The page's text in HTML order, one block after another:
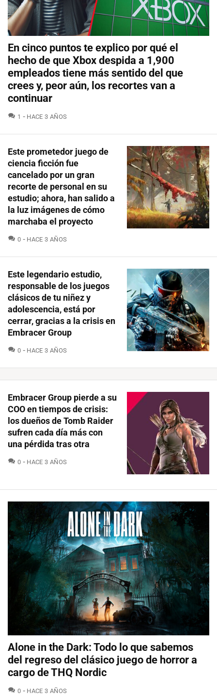
En cinco puntos te explico por qué el
hecho de que Xbox despida a 1,900
empleados tiene más sentido del que
crees y, peor aún, los recortes van a
continuar
1 COMENTARIOS
HACE 3 AÑOS
Este prometedor juego de
ciencia ficción fue
cancelado por un gran
recorte de personal en su
estudio; ahora, han salido a
la luz imágenes de cómo
marchaba el proyecto
0 COMENTARIOS
HACE 3 AÑOS
Este legendario estudio,
responsable de los juegos
clásicos de tu niñez y
adolescencia, está por
cerrar, gracias a la crisis en
Embracer Group
0 COMENTARIOS
HACE 3 AÑOS
Embracer Group pierde a su
COO en tiempos de crisis:
los dueños de Tomb Raider
sufren cada día más con
una pérdida tras otra
0 COMENTARIOS
HACE 3 AÑOS
Alone in the Dark: Todo lo que sabemos
del regreso del clásico juego de horror a
cargo de THQ Nordic
0 COMENTARIOS
HACE 3 AÑOS